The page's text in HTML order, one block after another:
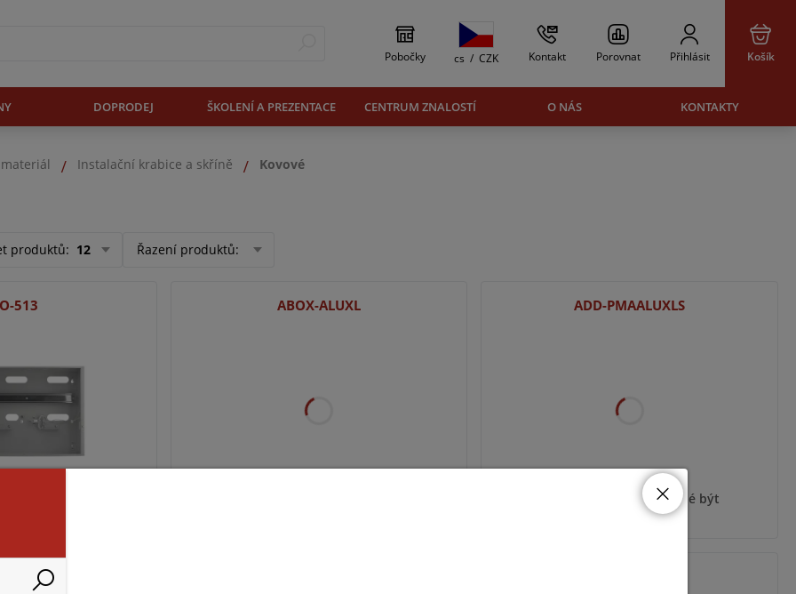
Pobočky cs / CZK Kontakt Porovnat Přihlásit Košík
DOPRODEJ ŠKOLENÍ A PREZENTACE CENTRUM ZNALOSTÍ O NÁS KONTAKTY
Instalační krabice a skříně Kovové
produktů: 12 Řazení produktů:
513 ABOX-ALUXL ADD-PMAALUXLS
Pro zobrazení informací je nutné být
MPS